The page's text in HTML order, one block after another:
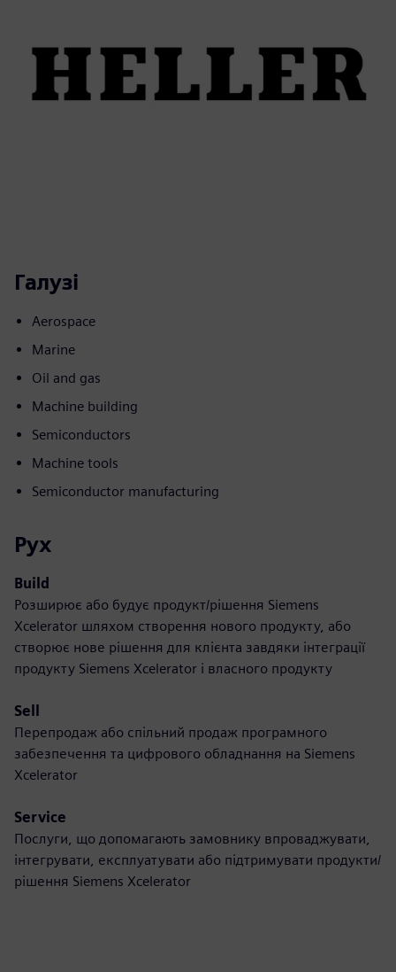
Галузі
Aerospace
Marine
Oil and gas
Machine building
Semiconductors
Machine tools
Semiconductor manufacturing
Рух
Build
Розширює або будує продукт/рішення Siemens
Xcelerator шляхом створення нового продукту, або
створює нове рішення для клієнта завдяки інтеграції
продукту Siemens Xcelerator і власного продукту
Sell
Перепродаж або спільний продаж програмного
забезпечення та цифрового обладнання на Siemens
Xcelerator
Service
Послуги, що допомагають замовнику впроваджувати,
інтегрувати, експлуатувати або підтримувати продукти/
рішення Siemens Xcelerator